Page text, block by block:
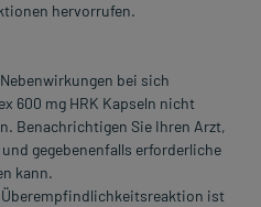
hervorrufen.
bei sich
600 mg HRK Kapseln nicht
Benachrichtigen Sie Ihren Arzt,
gegebenenfalls erforderliche
kann.
Überempfindlichkeitsreaktion ist